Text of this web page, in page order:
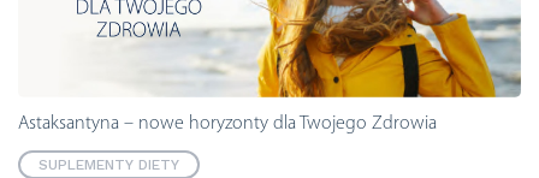
Astaksantyna – nowe horyzonty dla Twojego Zdrowia
SUPLEMENTY DIETY